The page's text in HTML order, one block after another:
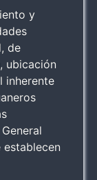
y
de
ubicación
inherente